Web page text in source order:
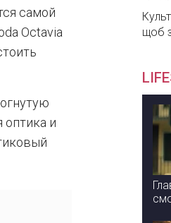
самой
Octavia
оптика и
щоб